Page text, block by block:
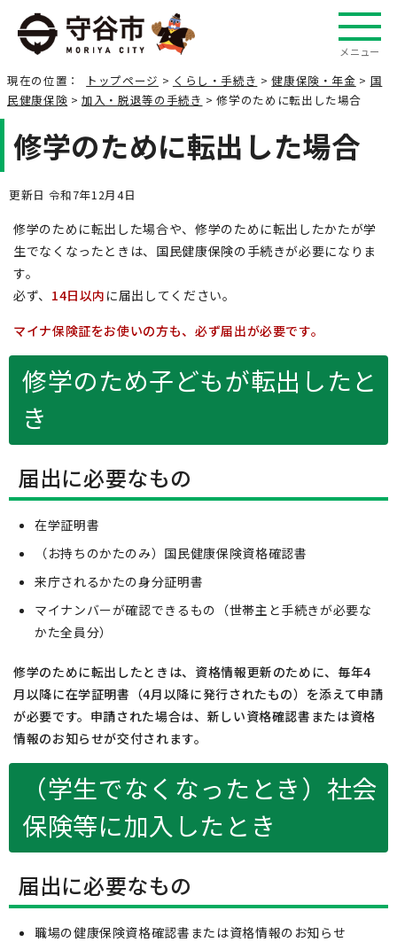
メニュー
現在の位置： トップページ > くらし・手続き >健康保険・年金 > 国
民健康保険 >加入・脱退等の手続き > 修学のために転出した場合
修学のために転出した場合
更新日 令和7年12月4日
修学のために転出した場合や、修学のために転出したかたが学
生でなくなったときは、国民健康保険の手続きが必要になりま
す。
必ず、 14日以内 に届出してください。
マイナ保険証をお使いの方も、必ず届出が必要です。
修学のため子どもが転出したと
き
届出に必要なもの
在学証明書
（お持ちのかたのみ）国民健康保険資格確認書
来庁されるかたの身分証明書
マイナンバーが確認できるもの（世帯主と手続きが必要な
かた全員分）
修学のために転出したときは、資格情報更新のために、毎年4
月以降に在学証明書（4月以降に発行されたもの）を添えて申請
が必要です。申請された場合は、新しい資格確認書または資格
情報のお知らせが交付されます。
（学生でなくなったとき）社会
保険等に加入したとき
届出に必要なもの
職場の健康保険資格確認書または資格情報のお知らせ